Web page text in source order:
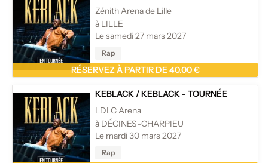
Zénith Arena de Lille
à LILLE
Le samedi 27 mars 2027
Rap
RÉSERVEZ À PARTIR DE 40.00 €
KEBLACK /KEBLACK - TOURNÉE
LDLC Arena
à DÉCINES-CHARPIEU
Le mardi 30 mars 2027
Rap